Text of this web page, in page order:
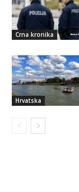
Crna kronika
Hrvatska